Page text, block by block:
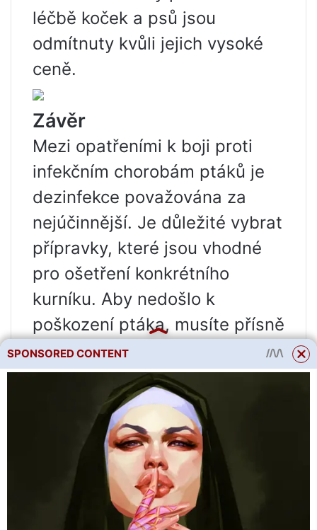
léčbě koček a psů jsou
odmítnuty kvůli jejich vysoké
ceně.
Závěr
Mezi opatřeními k boji proti
infekčním chorobám ptáků je
dezinfekce považována za
nejúčinnější. Je důležité vybrat
přípravky, které jsou vhodné
pro ošetření konkrétního
kurníku. Aby nedošlo k
poškození ptáka, musíte přísně
dodržovat text pokynů.
Zveme vás k odběru našeho
kanálu Zen, LiveJournal,
komunity na Vkontakte a
Odnoklassniki, kde jsou
publikovány nové články a také
novinky pro zahradníky a
SPONSORED CONTENT